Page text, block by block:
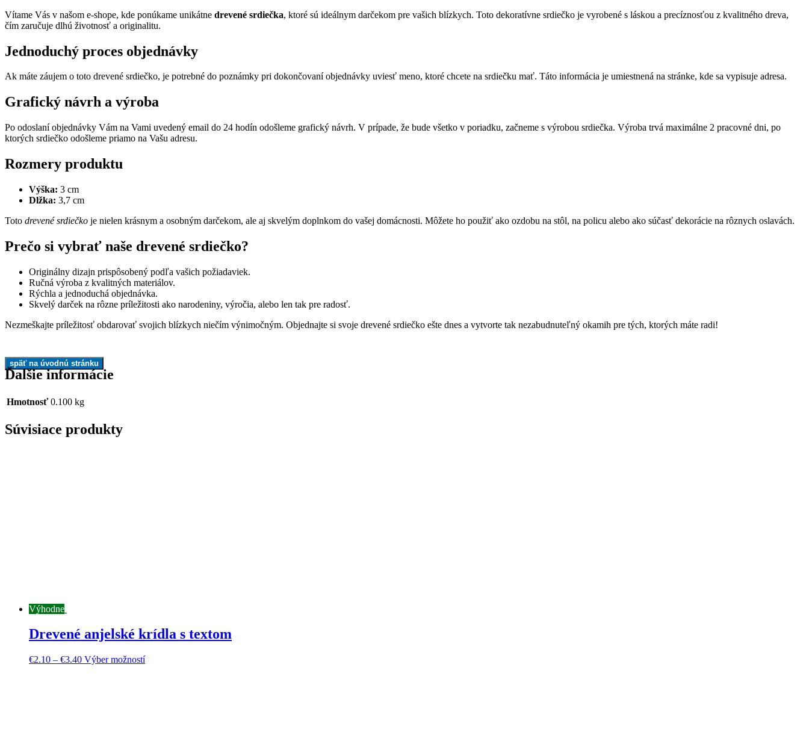
Vítame Vás v našom e-shope, kde ponúkame unikátne drevené srdiečka, ktoré sú ideálnym darčekom pre vašich blízkych. Toto dekoratívne srdiečko je vyrobené s láskou a precíznosťou z kvalitného dreva,
čím zaručuje dlhú životnosť a originalitu.
Jednoduchý proces objednávky
Ak máte záujem o toto drevené srdiečko, je potrebné do poznámky pri dokončovaní objednávky uviesť meno, ktoré chcete na srdiečku mať. Táto informácia je umiestnená na stránke, kde sa vypisuje adresa.
Grafický návrh a výroba
Po odoslaní objednávky Vám na Vami uvedený email do 24 hodín odošleme grafický návrh. V prípade, že bude všetko v poriadku, začneme s výrobou srdiečka. Výroba trvá maximálne 2 pracovné dni, po
ktorých srdiečko odošleme priamo na Vašu adresu.
Rozmery produktu
Výška: 3 cm
Dlžka: 3,7 cm
Toto drevené srdiečko je nielen krásnym a osobným darčekom, ale aj skvelým doplnkom do vašej domácnosti. Môžete ho použiť ako ozdobu na stôl, na policu alebo ako súčasť dekorácie na rôznych oslavách.
Prečo si vybrať naše drevené srdiečko?
Originálny dizajn prispôsobený podľa vašich požiadaviek.
Ručná výroba z kvalitných materiálov.
Rýchla a jednoduchá objednávka.
Skvelý darček na rôzne príležitosti ako narodeniny, výročia, alebo len tak pre radosť.
Nezmeškajte príležitosť obdarovať svojich blízkych niečím výnimočným. Objednajte si svoje drevené srdiečko ešte dnes a vytvorte tak nezabudnuteľný okamih pre tých, ktorých máte radi!
Ďalšie informácie
Hmotnosť 0.100 kg
Súvisiace produkty
Výhodne
Drevené anjelské krídla s textom
€2.10 – €3.40 Výber možností